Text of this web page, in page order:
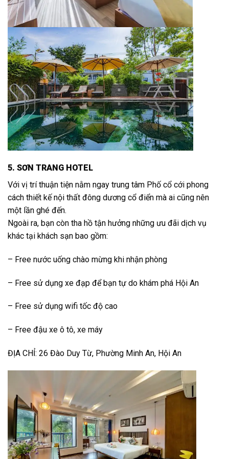
5. SƠN TRANG HOTEL
Với vị trí thuận tiện nằm ngay trung tâm Phố cổ cới phong
cách thiết kế nội thất đông dương cổ điển mà ai cũng nên
một lần ghé đến.
Ngoài ra, bạn còn tha hồ tận hưởng những ưu đãi dịch vụ
khác tại khách sạn bao gồm:
– Free nước uống chào mừng khi nhận phòng
– Free sử dụng xe đạp để bạn tự do khám phá Hội An
– Free sử dụng wifi tốc độ cao
– Free đậu xe ô tô, xe máy
ĐỊA CHỈ: 26 Đào Duy Từ, Phường Minh An, Hội An